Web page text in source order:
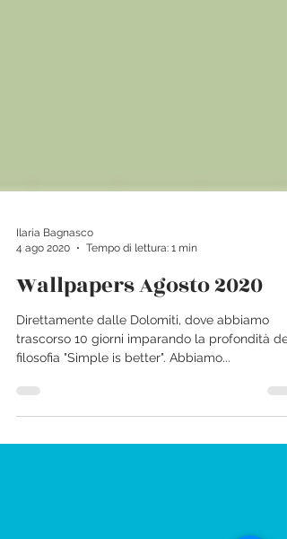
Ilaria Bagnasco
4 ago 2020
Tempo di lettura: 1 min
Wallpapers Agosto 2020
trascorso 10 giorni imparando la profondità